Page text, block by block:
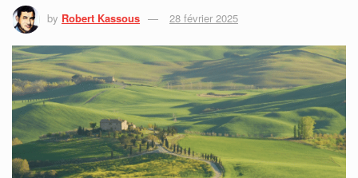
by Robert Kassous 28 février 2025